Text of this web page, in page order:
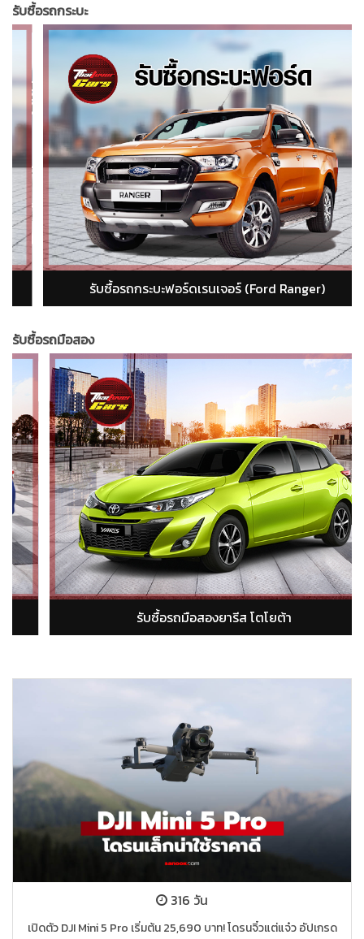
รับซื้อรถกระบะ
รับซื้อรถกระบะอีซูซุ ดีแม็ก (isuzu dmax)
รับซื้อรถมือสอง
รับซื้อรถมือสองอัลติส โตโยต้า
316 วัน
เปิดตัว DJI Mini 5 Pro เริ่มต้น 25,690 บาท! โดรนจิ๋วแต่แจ๋ว อัปเกรด